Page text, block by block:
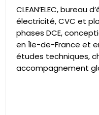
CLEAN’ELEC, bureau
électricité, CVC et
phases DCE,
en Île-de-France et
études techniques,
accompagnement